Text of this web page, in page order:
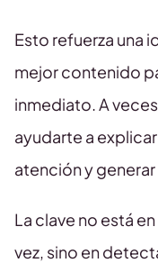
Esto refuerza una
mejor contenido
inmediato. A
ayudarte a
atención y
La clave no está
vez, sino en